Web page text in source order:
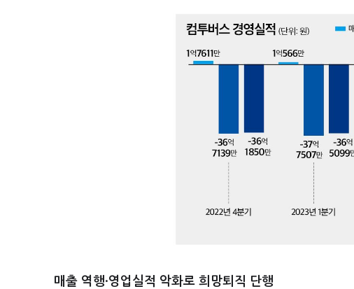
매출 역행·영업실적 악화로 희망퇴직 단행